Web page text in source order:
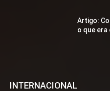
Artigo:
o que era
INTERNACIONAL